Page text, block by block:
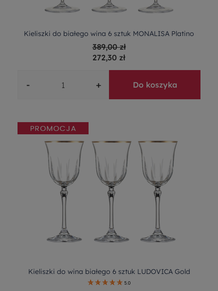
Kieliszki do białego wina 6 sztuk MONALISA Platino
389,00 zł
272,30 zł
- + Do koszyka
Kieliszki do wina białego 6 sztuk LUDOVICA Gold
5.0